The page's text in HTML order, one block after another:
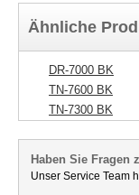
Ähnliche
DR-7000 BK
TN-7600 BK
TN-7300 BK
Haben Sie Fragen
Unser Service Team